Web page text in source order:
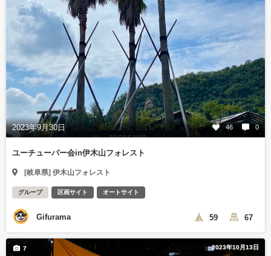
2023年9月30日 46 0
ユーチューバー会in伊木山フォレスト
[岐阜県] 伊木山フォレスト
グループ 区画サイト オートサイト
Gifurama 59 67
2023年10月13日
7